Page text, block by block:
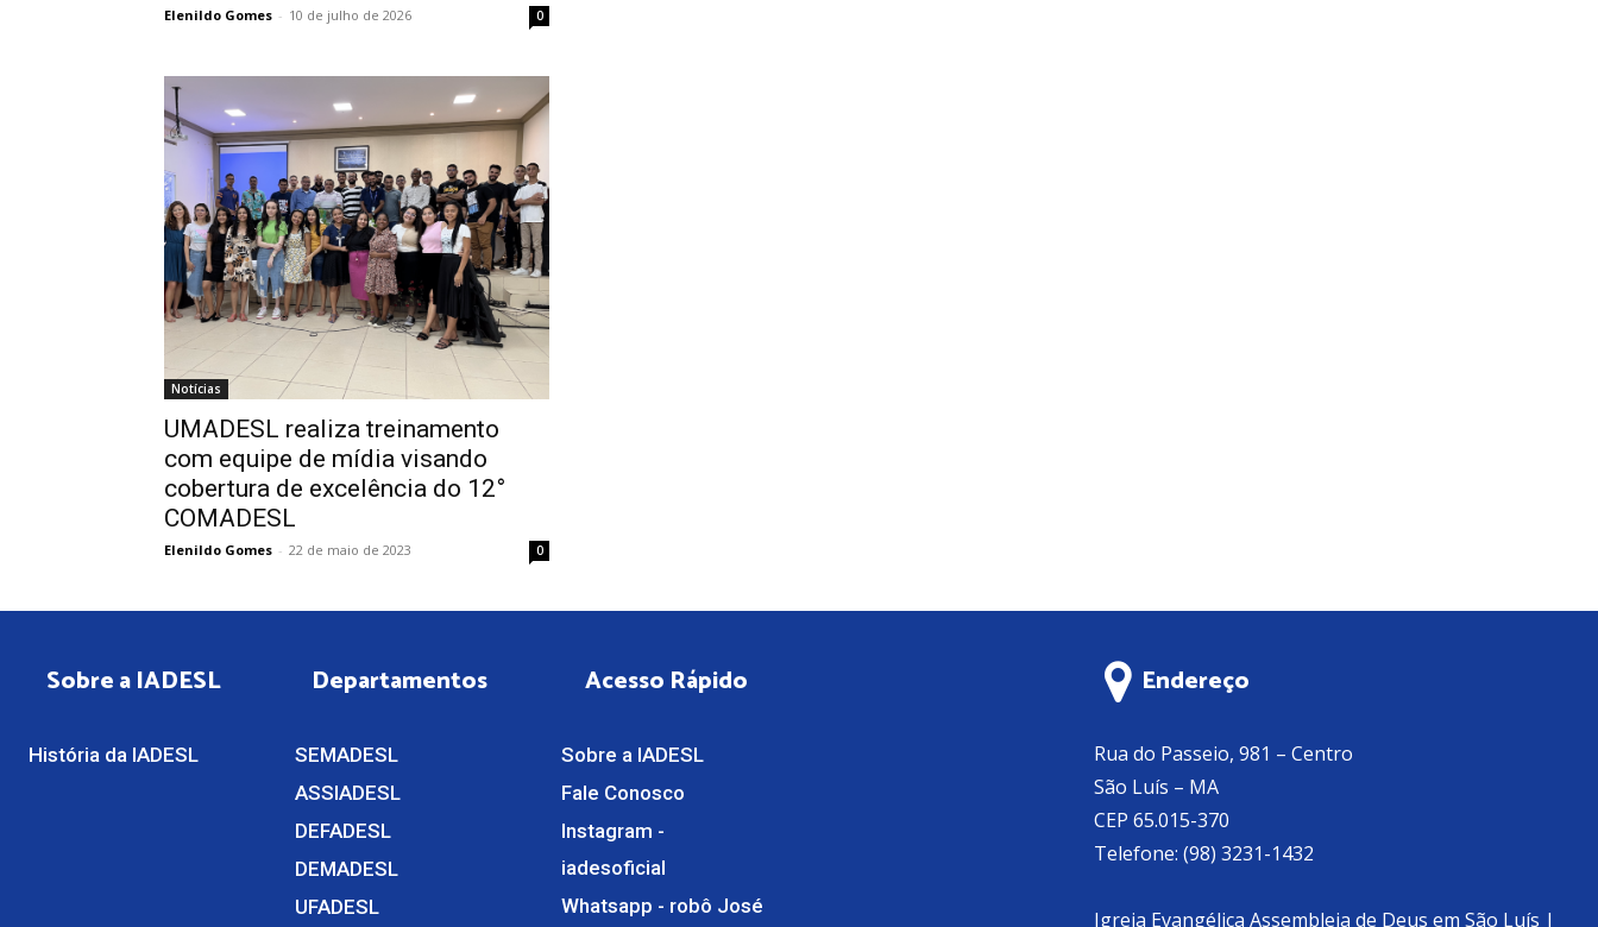
Elenildo Gomes - 10 de julho de 2026 0
Notícias
UMADESL realiza treinamento
com equipe de mídia visando
cobertura de excelência do 12°
COMADESL
Elenildo Gomes - 22 de maio de 2023 0
Sobre a IADESL
História da IADESL
Departamentos
SEMADESL
ASSIADESL
DEFADESL
DEMADESL
UFADESL
Acesso Rápido
Sobre a IADESL
Fale Conosco
Instagram -
iadesoficial
Whatsapp - robô José
Endereço
Rua do Passeio, 981 – Centro
São Luís – MA
CEP 65.015-370
Telefone: (98) 3231-1432
Igreja Evangélica Assembleia de Deus em São Luís |